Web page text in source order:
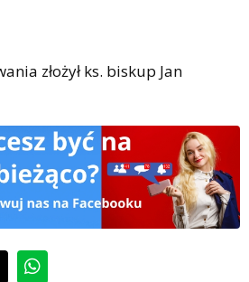
złożył ks. biskup Jan